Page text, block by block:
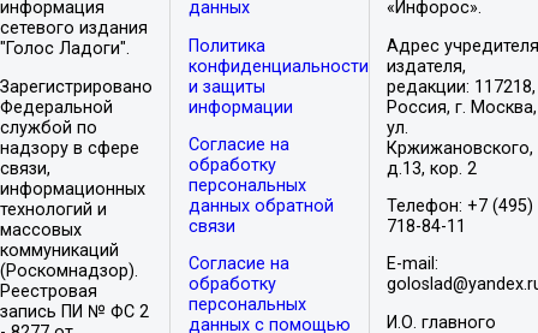
информация
сетевого издания
"Голос Ладоги".
Зарегистрировано
Федеральной
службой по
надзору в сфере
связи,
информационных
технологий и
массовых
коммуникаций
(Роскомнадзор).
Реестровая
запись ПИ № ФС 2
данных
Политика
конфиденциальности
и защиты
информации
Согласие на
обработку
персональных
данных обратной
связи
Согласие на
обработку
персональных
данных с помощью
«Инфорос».
Адрес
издателя,
редакции: 117218,
Россия, г. Москва,
ул.
Кржижановского,
д.13, кор. 2
Телефон: +7 (495)
718-84-11
E-mail:
И.О. главного